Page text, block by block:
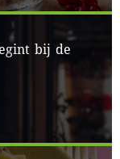
bij de